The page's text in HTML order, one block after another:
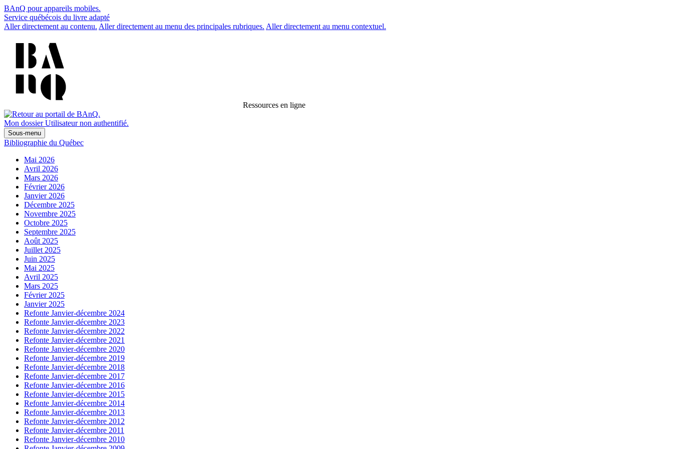
BAnQ pour appareils mobiles.
Service québécois du livre adapté
Aller directement au contenu. Aller directement au menu des principales rubriques. Aller directement au menu contextuel.
Ressources en ligne
Mon dossier Utilisateur non authentifié.
Sous-menu
Bibliographie du Québec
Mai 2026
Avril 2026
Mars 2026
Février 2026
Janvier 2026
Décembre 2025
Novembre 2025
Octobre 2025
Septembre 2025
Août 2025
Juillet 2025
Juin 2025
Mai 2025
Avril 2025
Mars 2025
Février 2025
Janvier 2025
Refonte Janvier-décembre 2024
Refonte Janvier-décembre 2023
Refonte Janvier-décembre 2022
Refonte Janvier-décembre 2021
Refonte Janvier-décembre 2020
Refonte Janvier-décembre 2019
Refonte Janvier-décembre 2018
Refonte Janvier-décembre 2017
Refonte Janvier-décembre 2016
Refonte Janvier-décembre 2015
Refonte Janvier-décembre 2014
Refonte Janvier-décembre 2013
Refonte Janvier-décembre 2012
Refonte Janvier-décembre 2011
Refonte Janvier-décembre 2010